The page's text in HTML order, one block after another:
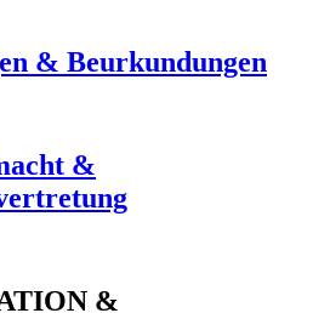
& Beurkundungen
&
&